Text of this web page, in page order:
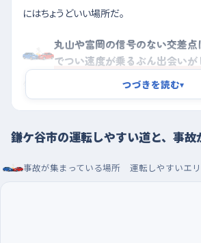
にはちょうどいい場所だ。
丸山や富岡の信号のない交差
でつい速度が乗るぶん出会い
気をつけたいのは、右京塚の丸山一丁目交
屋、北にヘアーオフが見えるあたりは平坦
が現れるので、脇から出てくる車や自転車と
つづきを読む▾
鎌ケ谷市の運転しやすい道と、事故
事故が集まっている場所 運転しやすいエ